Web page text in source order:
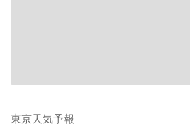
東京天気予報